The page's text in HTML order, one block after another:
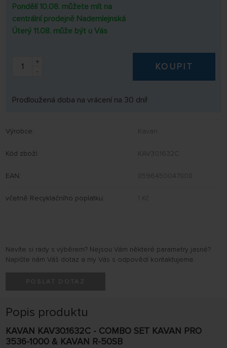
Pondělí 10.08. můžete mít na
centrální prodejně Nademlejnská
Úterý 11.08. může být u Vás
+
-
KOUPIT
Prodloužená doba na vrácení na 30 dní!
Výrobce: Kavan
Kód zboží: KAV30.1632C
EAN: 8596450047808
včetně Recyklačního poplatku: 1 Kč
Nevíte si rady s výběrem? Nejsou Vám některé parametry jasné?
Napište nám Váš dotaz a my Vás s odpovědí kontaktujeme.
Popis produktu
KAVAN KAV30.1632C - COMBO SET KAVAN PRO
3536-1000 & KAVAN R-50SB